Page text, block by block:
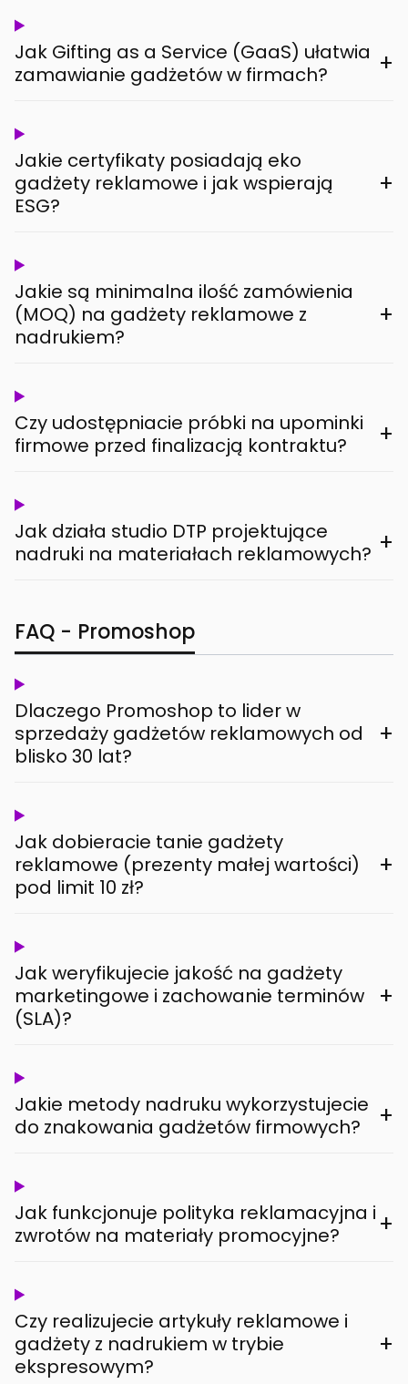
Jak Gifting as a Service (GaaS) ułatwia
zamawianie gadżetów w firmach?
+
Jakie certyfikaty posiadają eko
gadżety reklamowe i jak wspierają
ESG?
+
Jakie są minimalna ilość zamówienia
(MOQ) na gadżety reklamowe z
nadrukiem?
+
Czy udostępniacie próbki na upominki
firmowe przed finalizacją kontraktu?
+
Jak działa studio DTP projektujące
nadruki na materiałach reklamowych? +
FAQ - Promoshop
Dlaczego Promoshop to lider w
sprzedaży gadżetów reklamowych od
blisko 30 lat?
+
Jak dobieracie tanie gadżety
reklamowe (prezenty małej wartości)
pod limit 10 zł?
+
Jak weryfikujecie jakość na gadżety
marketingowe i zachowanie terminów
(SLA)?
+
Jakie metody nadruku wykorzystujecie
do znakowania gadżetów firmowych?
+
Jak funkcjonuje polityka reklamacyjna i
zwrotów na materiały promocyjne?
+
Czy realizujecie artykuły reklamowe i
gadżety z nadrukiem w trybie
ekspresowym?
+